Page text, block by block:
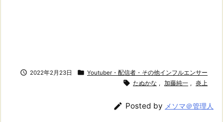
 2022年2月23日  Youtuber・配信者・その他インフルエンサー
 たぬかな , 加藤純一 , 炎上
 Posted by メソマ＠管理人